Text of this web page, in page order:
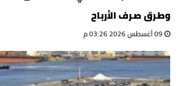
وطرق صرف الأرباح